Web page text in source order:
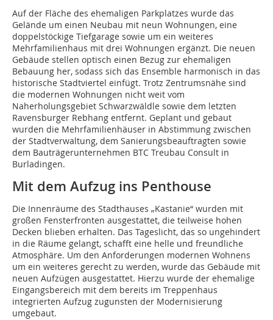
Auf der Fläche des ehemaligen Parkplatzes wurde das
Gelände um einen Neubau mit neun Wohnungen, eine
doppelstöckige Tiefgarage sowie um ein weiteres
Mehrfamilienhaus mit drei Wohnungen ergänzt. Die neuen
Gebäude stellen optisch einen Bezug zur ehemaligen
Bebauung her, sodass sich das Ensemble harmonisch in das
historische Stadtviertel einfügt. Trotz Zentrumsnähe sind
die modernen Wohnungen nicht weit vom
Naherholungsgebiet Schwarzwäldle sowie dem letzten
Ravensburger Rebhang entfernt. Geplant und gebaut
wurden die Mehrfamilienhäuser in Abstimmung zwischen
der Stadtverwaltung, dem Sanierungsbeauftragten sowie
dem Bauträgerunternehmen BTC Treubau Consult in
Burladingen.
Mit dem Aufzug ins Penthouse
Die Innenräume des Stadthauses „Kastanie“ wurden mit
großen Fensterfronten ausgestattet, die teilweise hohen
Decken blieben erhalten. Das Tageslicht, das so ungehindert
in die Räume gelangt, schafft eine helle und freundliche
Atmosphäre. Um den Anforderungen modernen Wohnens
um ein weiteres gerecht zu werden, wurde das Gebäude mit
neuen Aufzügen ausgestattet. Hierzu wurde der ehemalige
Eingangsbereich mit dem bereits im Treppenhaus
integrierten Aufzug zugunsten der Modernisierung
umgebaut.